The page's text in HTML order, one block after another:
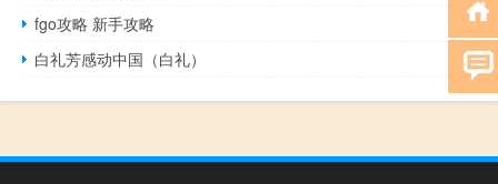
fgo攻略 新手攻略
白礼芳感动中国（白礼）